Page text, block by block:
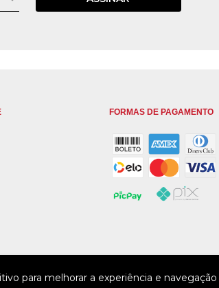
FORMAS DE PAGAMENTO
para melhorar a experiência e navegação